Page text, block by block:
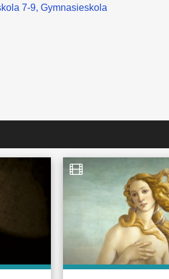
7-9 Gymnasieskola